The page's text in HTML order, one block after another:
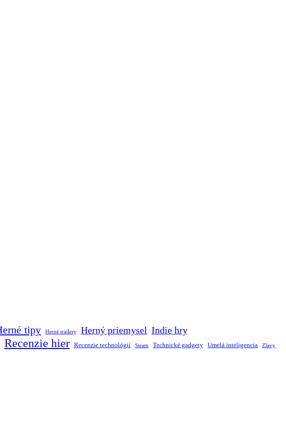
tipy Herné trailery Herný priemysel Indie hry
Recenzie hier Recenzie technológií Steam Technické gadgety Umelá inteligencia Zlavy